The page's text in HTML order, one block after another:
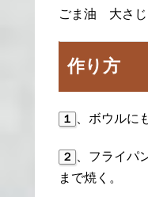
ごま油 大さ
作り方
１ 、ボウルに
２ 、フライパ
まで焼く。